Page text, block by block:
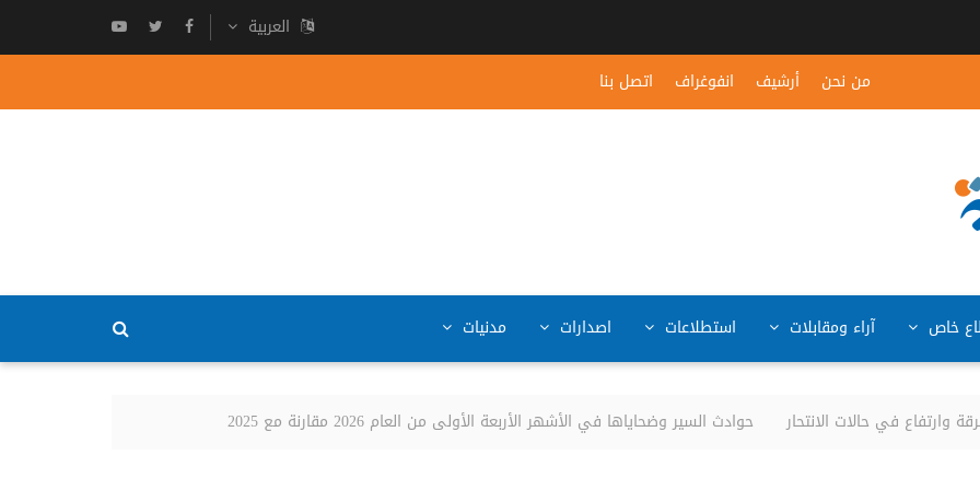
العربية
من نحن
أرشيف انفوغراف اتصل بنا
خاص آراء ومقابلات استطلاعات اصدارات مدنيات
حوادث السير وضحاياها في الأشهر الأربعة الأولى من العام 2026 مقارنة مع 2025 في حالات الانتحار